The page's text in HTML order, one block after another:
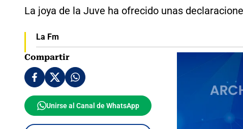
La joya de la Juve ha ofrecido unas
La Fm
Compartir
Unirse al Canal de WhatsApp